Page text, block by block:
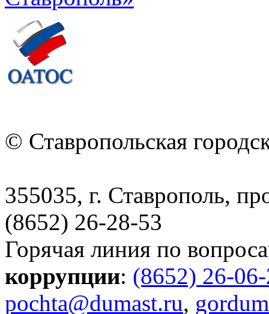
© Ставропольская
355035, г. Ставрополь,
(8652) 26-28-53
Горячая линия по
коррупции: (8652) 26-
pochta@dumast.ru,